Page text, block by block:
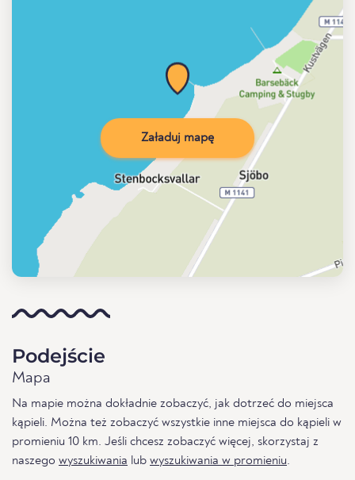
Załaduj mapę
Podejście
Mapa
Na mapie można dokładnie zobaczyć, jak dotrzeć do miejsca
kąpieli. Można też zobaczyć wszystkie inne miejsca do kąpieli w
promieniu 10 km. Jeśli chcesz zobaczyć więcej, skorzystaj z
naszego wyszukiwania lub wyszukiwania w promieniu.